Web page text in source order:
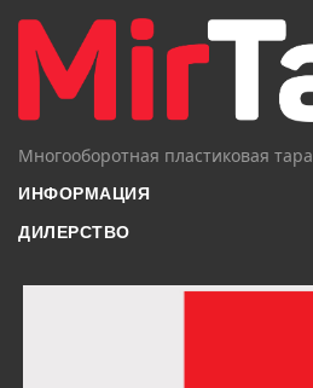
Многооборотная пластиковая тара
ИНФОРМАЦИЯ
ДИЛЕРСТВО